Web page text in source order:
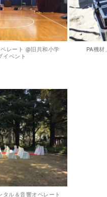
レート @旧共和小学
イベント
PA機材
ル＆音響オペレート